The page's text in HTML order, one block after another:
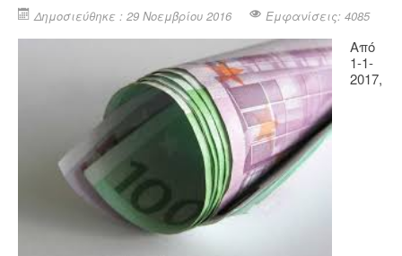
Δημοσιεύθηκε : 29 Νοεμβρίου 2016 Εμφανίσεις: 4085
Από
1-1-
2017,